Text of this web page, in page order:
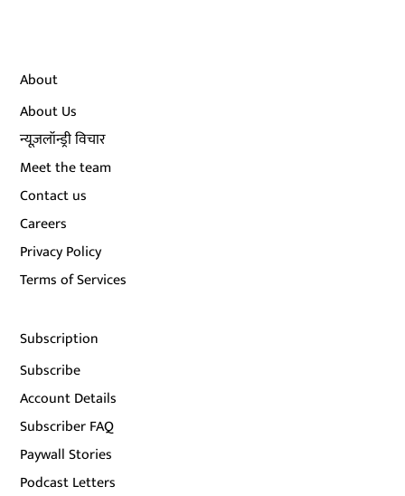
About
About Us
न्यूज़लॉन्ड्री विचार
Meet the team
Contact us
Careers
Privacy Policy
Terms of Services
Subscription
Subscribe
Account Details
Subscriber FAQ
Paywall Stories
Podcast Letters